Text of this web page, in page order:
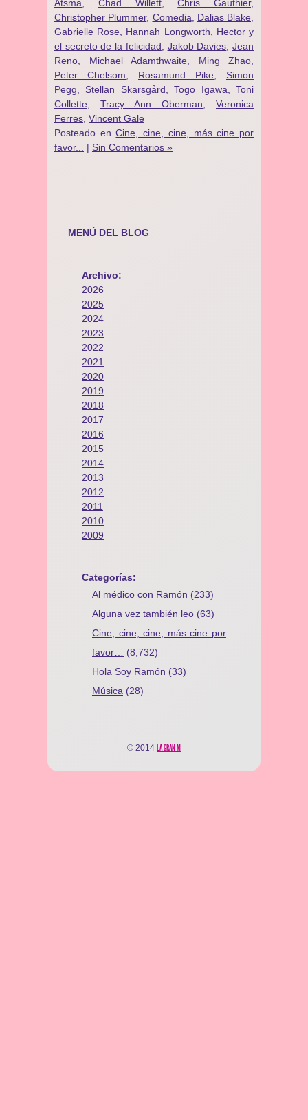
Atsma Chad Willett,Chris Gauthier,
Christopher Plummer, Comedia Dalias Blake
Gabrielle Rose
Hannah Longworth
Hector y
el secreto de la felicidad
Jakob Davies ,Jean
Reno
Michael Adamthwaite Ming Zhao
Peter Chelsom
Rosamund Pike
Simon
Pegg
Stellan Skarsgård ,Togo Igawa ,Toni
Collette
Tracy Ann Oberman
Veronica
Ferres Vincent Gale
Posteado enCine, cine, cine, más cine por
favor...
| Sin Comentarios »
MENÚ DEL BLOG
Archivo:
2026
2025
2024
2023
2022
2021
2020
2019
2018
2017
2016
2015
2014
2013
2012
2011
2010
2009
Categorías:
Al médico con Ramón (233)
Alguna vez también leo (63)
Cine, cine, cine, más cine por
favor…
(8,732)
Hola Soy Ramón (33)
Música (28)
© 2014 LA GRAN M